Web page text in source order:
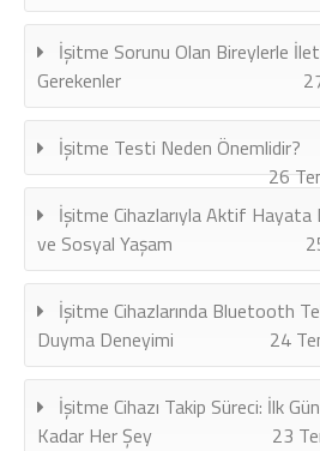
İşitme Sorunu Olan Bireylerle
Gerekenler
İşitme Testi Neden Önemlidir?
26
İşitme Cihazlarıyla Aktif Hayata
ve Sosyal Yaşam
İşitme Cihazlarında Bluetooth
Duyma Deneyimi
24
İşitme Cihazı Takip Süreci: İlk
Kadar Her Şey
23